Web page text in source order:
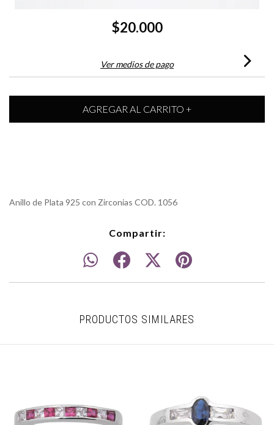
$20.000
Ver medios de pago
Anillo de Plata 925 con Zirconias COD. 1056
Compartir:
PRODUCTOS SIMILARES